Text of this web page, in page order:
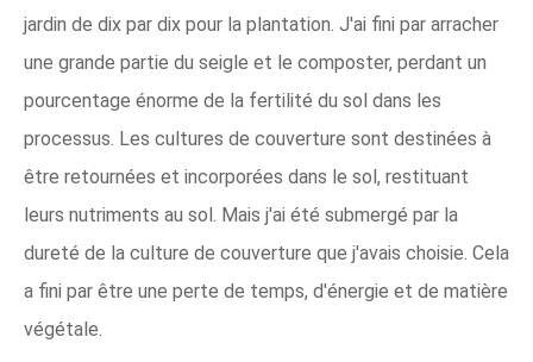
jardin de dix par dix pour la plantation. J'ai fini par arracher
une grande partie du seigle et le composter, perdant un
pourcentage énorme de la fertilité du sol dans les
processus. Les cultures de couverture sont destinées à
être retournées et incorporées dans le sol, restituant
leurs nutriments au sol. Mais j'ai été submergé par la
dureté de la culture de couverture que j'avais choisie. Cela
a fini par être une perte de temps, d'énergie et de matière
végétale.